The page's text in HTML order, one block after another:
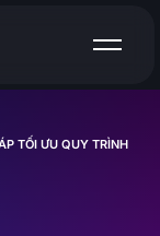
MẠI ĐIỆN TỬ
COPYWRITING
TỐI ƯU QUY TRÌNH